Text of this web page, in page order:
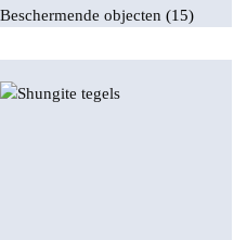
Beschermende objecten (15)